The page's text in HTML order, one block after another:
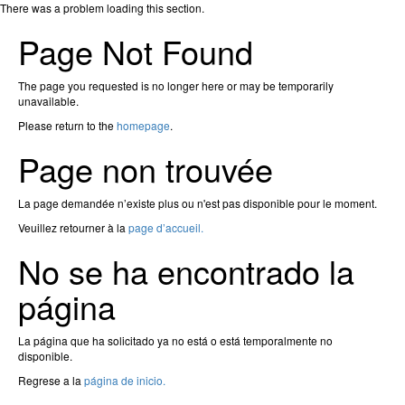
There was a problem loading this section.
Page Not Found
The page you requested is no longer here or may be temporarily
unavailable.
Please return to thehomepage.
Page non trouvée
La page demandée n’existe plus ou n'est pas disponible pour le moment.
Veuillez retourner à la page d’accueil.
No se ha encontrado la
página
La página que ha solicitado ya no está o está temporalmente no
disponible.
Regrese a la página de inicio.
Page